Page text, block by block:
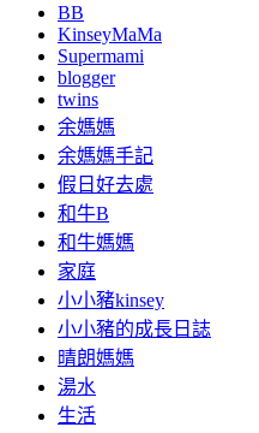
BB
KinseyMaMa
Supermami
blogger
twins
余媽媽
余媽媽手記
假日好去處
和牛B
和牛媽媽
家庭
小小豬kinsey
小小豬的成長日誌
晴朗媽媽
湯水
生活